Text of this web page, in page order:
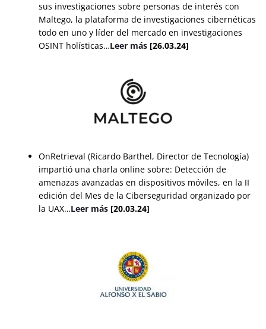
sus investigaciones sobre personas de interés con
Maltego, la plataforma de investigaciones cibernéticas
todo en uno y líder del mercado en investigaciones
OSINT holísticas…Leer más [26.03.24]
OnRetrieval (Ricardo Barthel, Director de Tecnología)
impartió una charla online sobre: Detección de
amenazas avanzadas en dispositivos móviles, en la II
edición del Mes de la Ciberseguridad organizado por
la UAX…Leer más [20.03.24]